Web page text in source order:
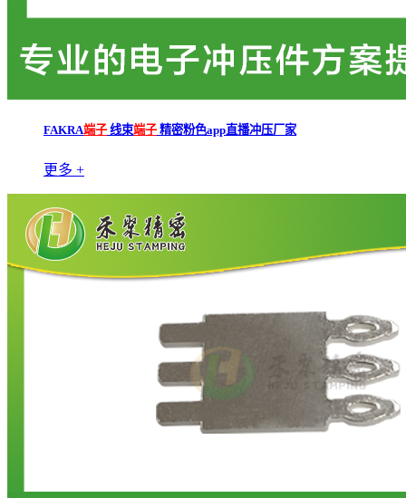
FAKRA端子线束端子精密粉色app直播冲压厂家
更多 +